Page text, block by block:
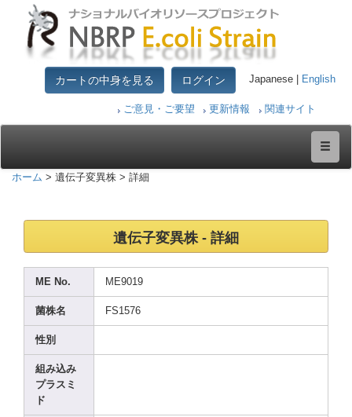
カートの中身を見る ログイン Japanese | English
ご意見・ご要望 更新情報 関連サイト
ホーム > 遺伝子変異株 > 詳細
遺伝子変異株 - 詳細
ME No. ME9019
菌株名 FS1576
性別
組み込み
プラスミ
ド